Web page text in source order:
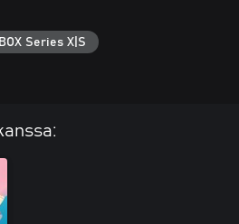
Series X|S